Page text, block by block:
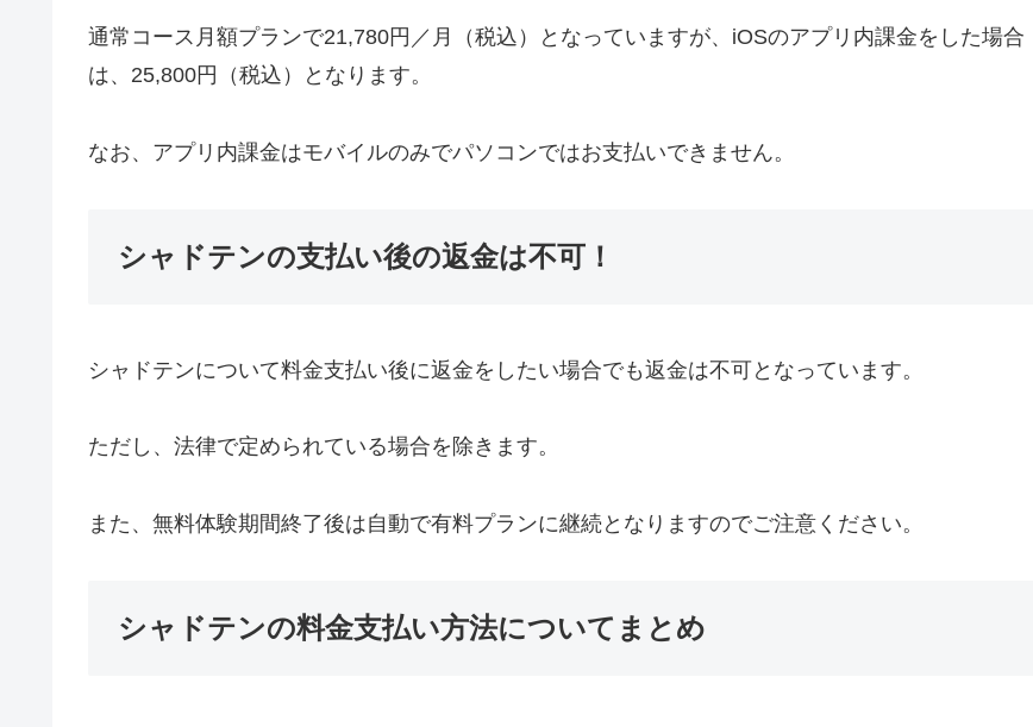
通常コース月額プランで21,780円／月（税込）となっていますが、iOSのアプリ内課金をした場合
は、25,800円（税込）となります。
なお、アプリ内課金はモバイルのみでパソコンではお支払いできません。
シャドテンの支払い後の返金は不可！
シャドテンについて料金支払い後に返金をしたい場合でも返金は不可となっています。
ただし、法律で定められている場合を除きます。
また、無料体験期間終了後は自動で有料プランに継続となりますのでご注意ください。
シャドテンの料金支払い方法についてまとめ